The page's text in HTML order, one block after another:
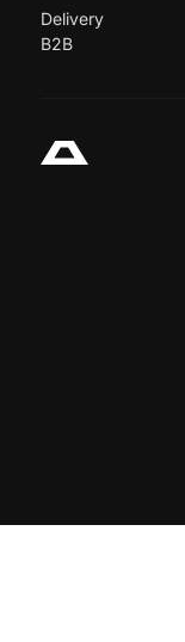
Delivery
B2B